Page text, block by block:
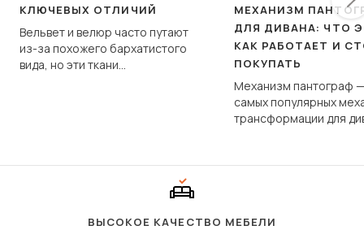
КЛЮЧЕВЫХ ОТЛИЧИЙ
Вельвет и велюр часто путают
из-за похожего бархатистого
вида, но эти ткани
МЕХАНИЗМ
ДЛЯ ДИВАНА: ЧТО
КАК РАБОТАЕТ И
ПОКУПАТЬ
Механизм пантограф
самых популярных
трансформации для
сиденье не
дугообразной
ВЫСОКОЕ КАЧЕСТВО МЕБЕЛИ